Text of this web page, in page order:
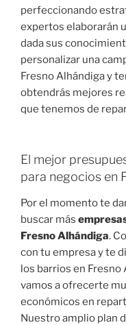
perfeccionando
expertos elaborarán
dada sus
personalizar una
Fresno Alhándiga y
obtendrás mejores
que tenemos de
El mejor
para negocios en
Por el momento te
buscar más
Fresno Alhándiga.
con tu empresa y te
los barrios en
vamos a ofrecerte
económicos en
Nuestro amplio plan